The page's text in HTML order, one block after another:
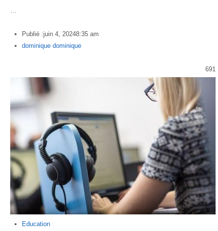
Publié :juin 4, 20248:35 am
Author
dominique dominique
691
Education